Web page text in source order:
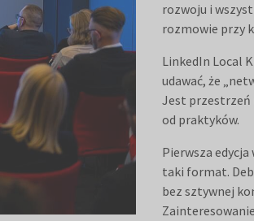
rozwoju i
rozmowie przy
LinkedIn Local
udawać, że
Jest przestrzeń
od praktyków.
Pierwsza
taki format.
bez sztywnej